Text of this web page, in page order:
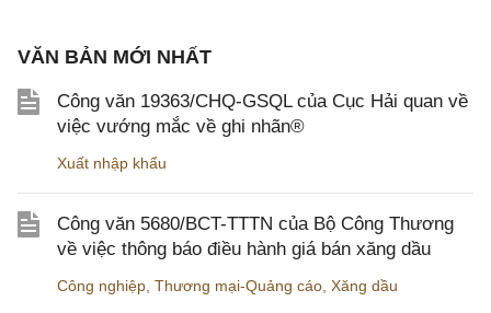
VĂN BẢN MỚI NHẤT
Công văn 19363/CHQ-GSQL của Cục Hải quan về
việc vướng mắc về ghi nhãn®
Xuất nhập khẩu
Công văn 5680/BCT-TTTN của Bộ Công Thương
về việc thông báo điều hành giá bán xăng dầu
Công nghiệp Thương mại-Quảng cáo Xăng dầu